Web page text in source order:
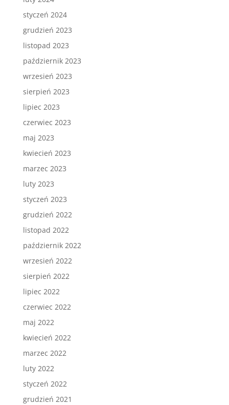
styczeń 2024
grudzień 2023
listopad 2023
październik 2023
wrzesień 2023
sierpień 2023
lipiec 2023
czerwiec 2023
maj 2023
kwiecień 2023
marzec 2023
luty 2023
styczeń 2023
grudzień 2022
listopad 2022
październik 2022
wrzesień 2022
sierpień 2022
lipiec 2022
czerwiec 2022
maj 2022
kwiecień 2022
marzec 2022
luty 2022
styczeń 2022
grudzień 2021